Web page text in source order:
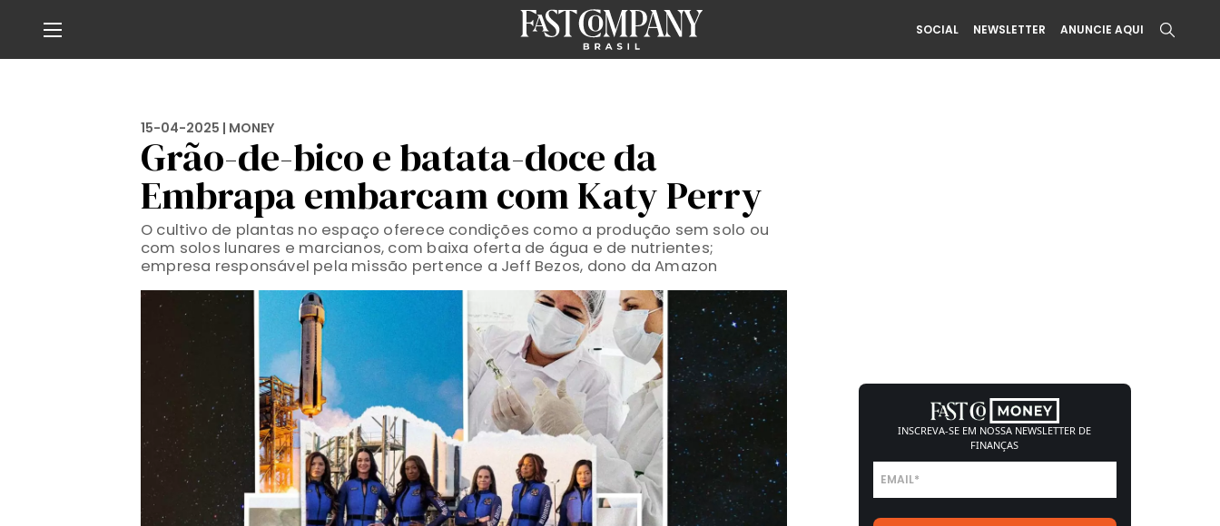
SOCIAL NEWSLETTER ANUNCIE AQUI
15-04-2025 | MONEY
Grão-de-bico e batata-doce da
Embrapa embarcam com Katy Perry
O cultivo de plantas no espaço oferece condições como a produção sem solo ou
com solos lunares e marcianos, com baixa oferta de água e de nutrientes;
empresa responsável pela missão pertence a Jeff Bezos, dono da Amazon
INSCREVA-SE EM NOSSA NEWSLETTER DE
FINANÇAS